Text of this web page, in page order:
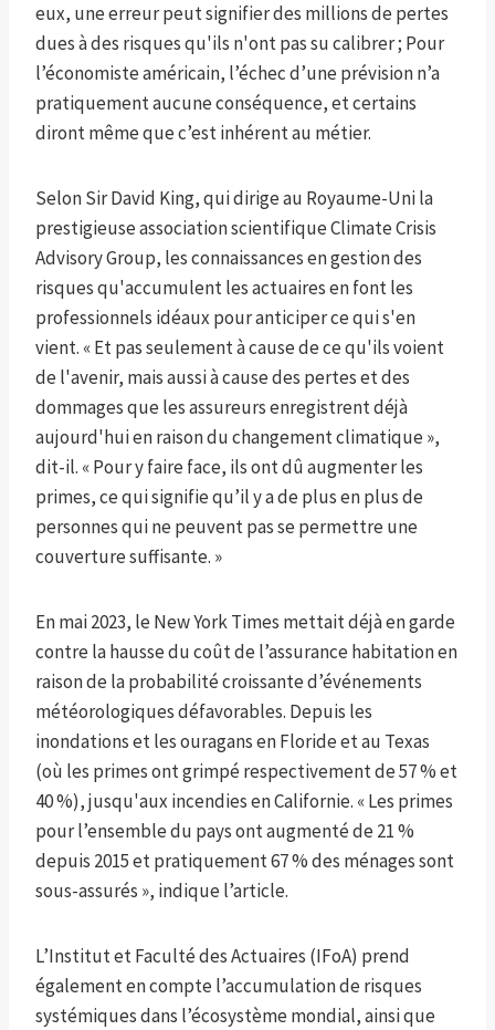
eux, une erreur peut signifier des millions de pertes
dues à des risques qu'ils n'ont pas su calibrer ; Pour
l’économiste américain, l’échec d’une prévision n’a
pratiquement aucune conséquence, et certains
diront même que c’est inhérent au métier.
Selon Sir David King, qui dirige au Royaume-Uni la
prestigieuse association scientifique Climate Crisis
Advisory Group, les connaissances en gestion des
risques qu'accumulent les actuaires en font les
professionnels idéaux pour anticiper ce qui s'en
vient. « Et pas seulement à cause de ce qu'ils voient
de l'avenir, mais aussi à cause des pertes et des
dommages que les assureurs enregistrent déjà
aujourd'hui en raison du changement climatique »,
dit-il. « Pour y faire face, ils ont dû augmenter les
primes, ce qui signifie qu’il y a de plus en plus de
personnes qui ne peuvent pas se permettre une
couverture suffisante. »
En mai 2023, le New York Times mettait déjà en garde
contre la hausse du coût de l’assurance habitation en
raison de la probabilité croissante d’événements
météorologiques défavorables. Depuis les
inondations et les ouragans en Floride et au Texas
(où les primes ont grimpé respectivement de 57 % et
40 %), jusqu'aux incendies en Californie. « Les primes
pour l’ensemble du pays ont augmenté de 21 %
depuis 2015 et pratiquement 67 % des ménages sont
sous-assurés », indique l’article.
L’Institut et Faculté des Actuaires (IFoA) prend
également en compte l’accumulation de risques
systémiques dans l’écosystème mondial, ainsi que